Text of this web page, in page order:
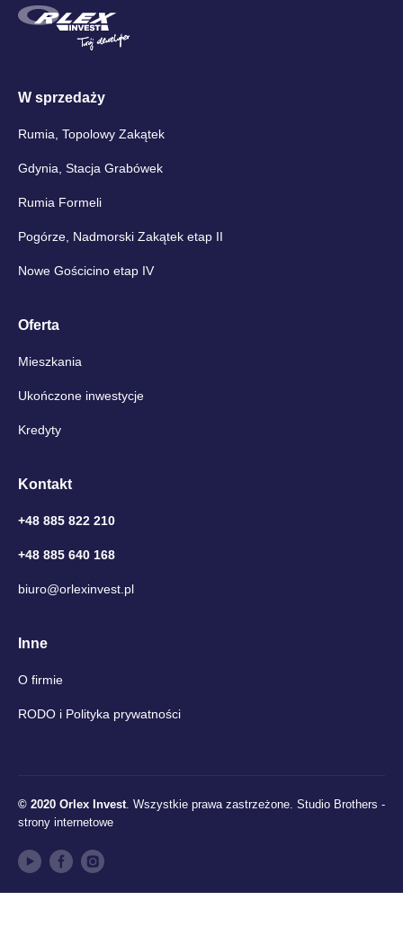
W sprzedaży
Rumia, Topolowy Zakątek
Gdynia, Stacja Grabówek
Rumia Formeli
Pogórze, Nadmorski Zakątek etap II
Nowe Gościcino etap IV
Oferta
Mieszkania
Ukończone inwestycje
Kredyty
Kontakt
+48 885 822 210
+48 885 640 168
biuro@orlexinvest.pl
Inne
O firmie
RODO i Polityka prywatności
© 2020 Orlex Invest. Wszystkie prawa zastrzeżone. Studio Brothers -
strony internetowe